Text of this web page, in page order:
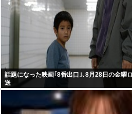
話題になった映画｢8番出口｣､8月28日の金曜
送